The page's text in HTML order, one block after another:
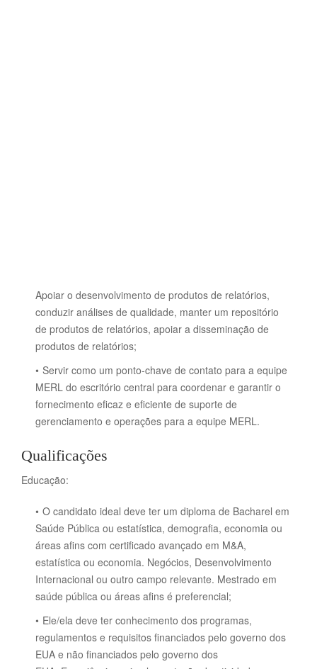
Apoiar o desenvolvimento de produtos de relatórios,
conduzir análises de qualidade, manter um repositório
de produtos de relatórios, apoiar a disseminação de
produtos de relatórios;
Servir como um ponto-chave de contato para a equipe
MERL do escritório central para coordenar e garantir o
fornecimento eficaz e eficiente de suporte de
gerenciamento e operações para a equipe MERL.
Qualificações
Educação:
O candidato ideal deve ter um diploma de Bacharel em
Saúde Pública ou estatística, demografia, economia ou
áreas afins com certificado avançado em M&A,
estatística ou economia. Negócios, Desenvolvimento
Internacional ou outro campo relevante. Mestrado em
saúde pública ou áreas afins é preferencial;
Ele/ela deve ter conhecimento dos programas,
regulamentos e requisitos financiados pelo governo dos
EUA e não financiados pelo governo dos